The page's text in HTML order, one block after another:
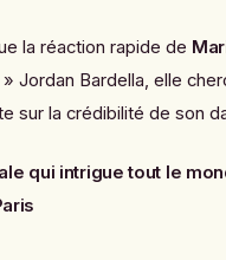
la réaction rapide de
Jordan Bardella, elle
sur la crédibilité de son
qui intrigue tout le